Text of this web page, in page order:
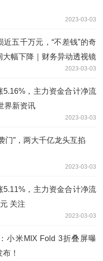
2023-03-03
近五千万元，“不差钱”的奇
大幅下降｜财务异动透视镜
2023-03-03
5.16%，主力资金合计净流
界新资讯
2023-03-03
门”，两大千亿龙头互掐
2023-03-03
5.11%，主力资金合计净流
关注
2023-03-03
小米MIX Fold 3折叠屏曝
！